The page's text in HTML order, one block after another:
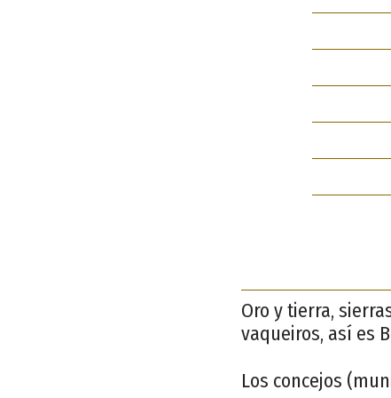
Oro y tierra,
vaqueiros, así es
Los concejos